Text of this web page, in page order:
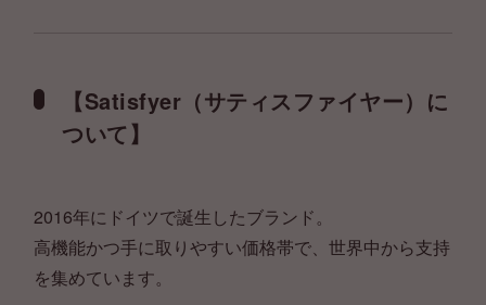
【Satisfyer（サティスファイヤー）に
ついて】
2016年にドイツで誕生したブランド。
高機能かつ手に取りやすい価格帯で、世界中から支持
を集めています。